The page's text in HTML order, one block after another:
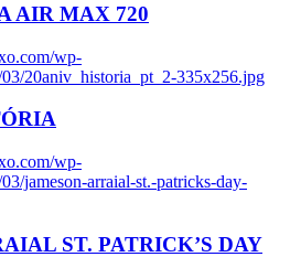
AIR MAX 720
wp-
20aniv_historia_pt_2-335x256.jpg
wp-
jameson-arraial-st.-patricks-day-
ST. PATRICK’S DAY